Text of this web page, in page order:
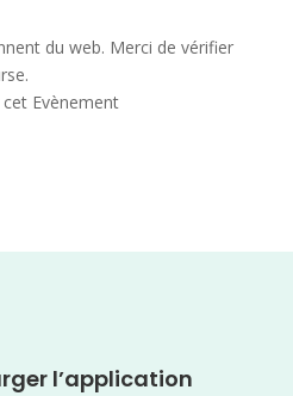
du web. Merci de vérifier
Evènement
l’application